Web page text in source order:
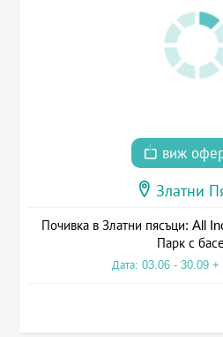
виж
Златни
Почивка в Златни пясъци: All
Парк с
Дата: 03.06 - 30.09